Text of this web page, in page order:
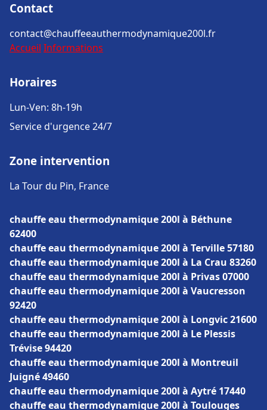
Contact
contact@chauffeeauthermodynamique200l.fr
Accueil Informations
Horaires
Lun-Ven: 8h-19h
Service d'urgence 24/7
Zone intervention
La Tour du Pin, France
chauffe eau thermodynamique 200l à Béthune
62400
chauffe eau thermodynamique 200l à Terville 57180
chauffe eau thermodynamique 200l à La Crau 83260
chauffe eau thermodynamique 200l à Privas 07000
chauffe eau thermodynamique 200l à Vaucresson
92420
chauffe eau thermodynamique 200l à Longvic 21600
chauffe eau thermodynamique 200l à Le Plessis
Trévise 94420
chauffe eau thermodynamique 200l à Montreuil
Juigné 49460
chauffe eau thermodynamique 200l à Aytré 17440
chauffe eau thermodynamique 200l à Toulouges